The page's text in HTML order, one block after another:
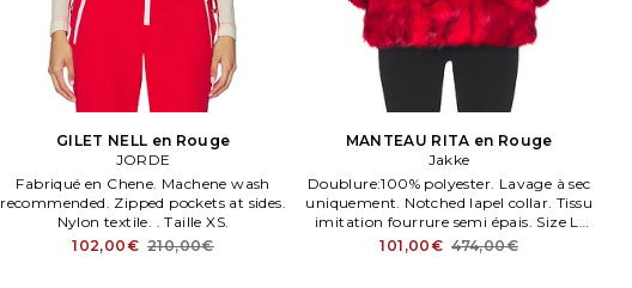
GILET NELL en Rouge
JORDE
Fabriqué en Chene. Machene wash
recommended. Zipped pockets at sides.
Nylon textile. . Taille XS.
102,00€ 210,00€
MANTEAU RITA en Rouge
Jakke
Doublure:100% polyester. Lavage à sec
uniquement. Notched lapel collar. Tissu
imitation fourrure semi épais. Size L,
M, S. Composition: 50% modacrylique,
101,00€ 474,00€